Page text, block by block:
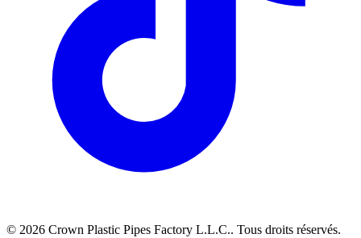
© 2026 Crown Plastic Pipes Factory L.L.C.. Tous droits réservés.